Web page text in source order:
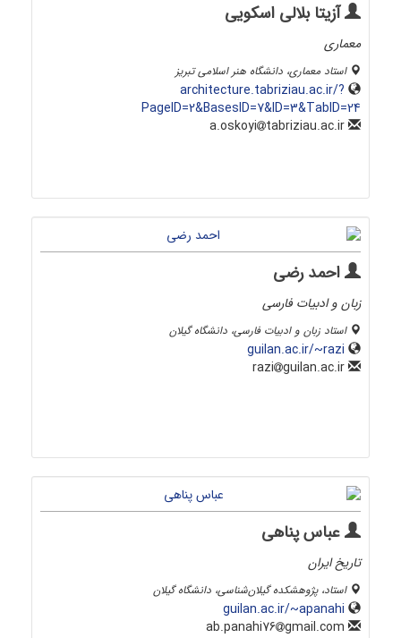
آزیتا بلالی اسکویی
معماری
استاد معماری، دانشگاه هنر اسلامی تبریز
architecture.tabriziau.ac.ir/?
PageID=2&BasesID=7&ID=3&TabID=24
tabriziau.ac.ir
احمد رضی
زبان و ادبیات فارسی
استاد زبان و ادبیات فارسی، دانشگاه گیلان
guilan.ac.ir/~razi
guilan.ac.ir
عباس پناهی
تاریخ ایران
استاد، پژوهشکده گیلان‌شناسی، دانشگاه گیلان
guilan.ac.ir/~apanahi
gmail.com